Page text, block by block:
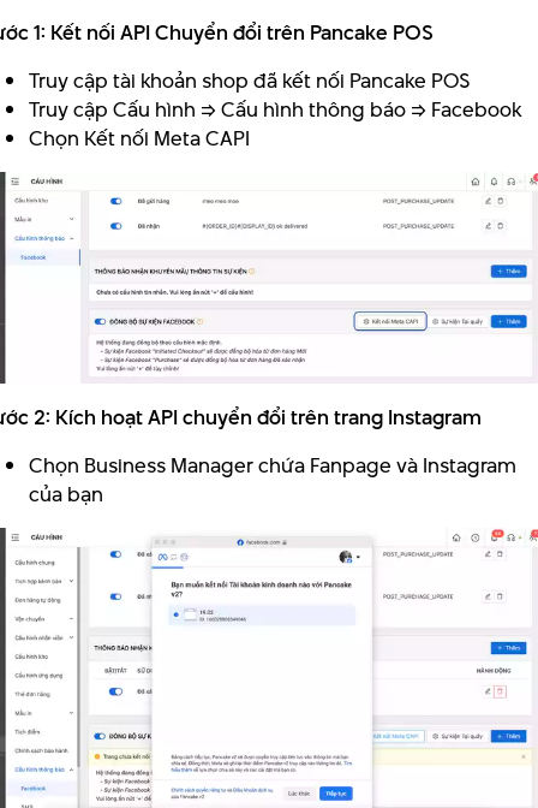
1: Kết nối API Chuyển đổi trên Pancake POS
Truy cập tài khoản shop đã kết nối Pancake POS
Truy cập Cấu hình => Cấu hình thông báo => Facebook
Chọn Kết nối Meta CAPI
2: Kích hoạt API chuyển đổi trên trang Instagram
Chọn Business Manager chứa Fanpage và Instagram
của bạn